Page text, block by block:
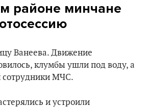
районе минчане
Ванеева. Движение
клумбы ушли под воду, а
сотрудники МЧС.
и устроили